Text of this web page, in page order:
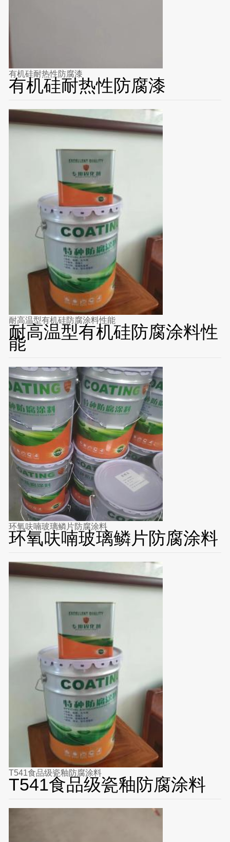
有机硅耐热性防腐漆
有机硅耐热性防腐漆
耐高温型有机硅防腐涂料性能
耐高温型有机硅防腐涂料性
能
环氧呋喃玻璃鳞片防腐涂料
环氧呋喃玻璃鳞片防腐涂料
T541食品级瓷釉防腐涂料
T541食品级瓷釉防腐涂料